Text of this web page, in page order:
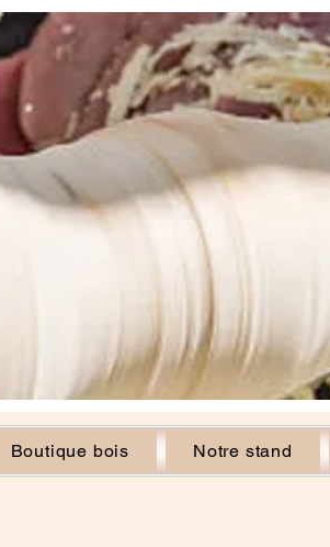
Boutique bois Notre stand